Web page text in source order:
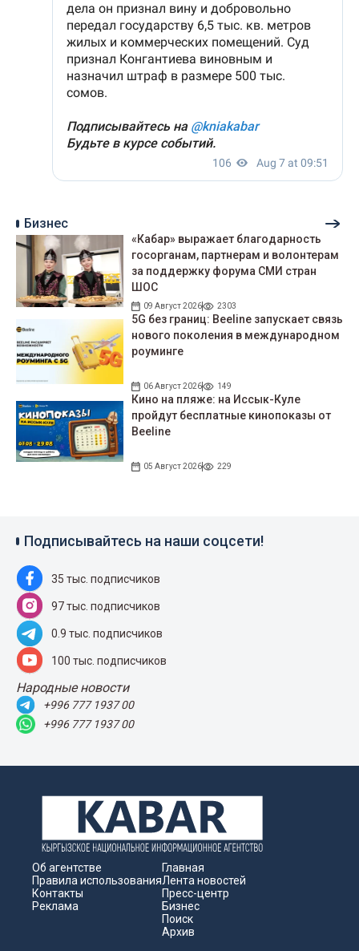
Бизнес
«Кабар» выражает благодарность
госорганам, партнерам и волонтерам
за поддержку форума СМИ стран
ШОС
09 Август 2026 2303
5G без границ: Beeline запускает связь
нового поколения в международном
роуминге
06 Август 2026 149
Кино на пляже: на Иссык-Куле
пройдут беcплатные кинопоказы от
Beeline
05 Август 2026 229
Подписывайтесь на наши соцсети!
35 тыс. подписчиков
97 тыс. подписчиков
0.9 тыс. подписчиков
100 тыс. подписчиков
Народные новости
+996 777 1937 00
+996 777 1937 00
Об агентстве
Правила использования
Контакты
Реклама
Главная
Лента новостей
Пресс-центр
Бизнес
Поиск
Архив